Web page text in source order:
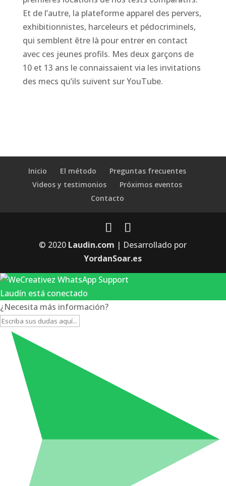
Et de l’autre, la plateforme apparel des pervers,
exhibitionnistes, harceleurs et pédocriminels,
qui semblent être là pour entrer en contact
avec ces jeunes profils. Mes deux garçons de
10 et 13 ans le connaissaient via les invitations
des mecs qu’ils suivent sur YouTube.
Inicio El método
Preguntas frecuentes
Videos y testimonios
Próximos eventos
Contacto
© 2020 Laudin.com | Desarrollado por
YordanSoar.es
Laudín está conectado
¿Necesita más información?